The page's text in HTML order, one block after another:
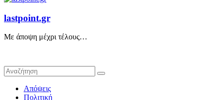
lastpoint.gr
Με άποψη μέχρι τέλους…
Απόψεις
Πολιτική